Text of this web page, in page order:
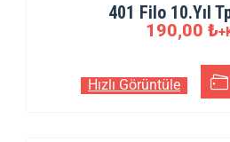
401 Filo 10.Yıl
190,00 ₺
Hızlı Görüntüle